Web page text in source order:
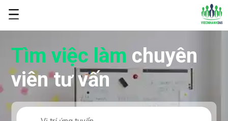
Tìm việc làm chuyên
viên tư vấn